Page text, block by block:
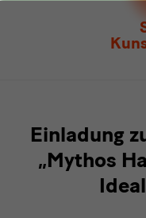
Handwerk.
Zwischen
Einladung
„Mythos